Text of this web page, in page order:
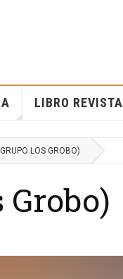
LIBRO REVISTA
LOS GROBO)